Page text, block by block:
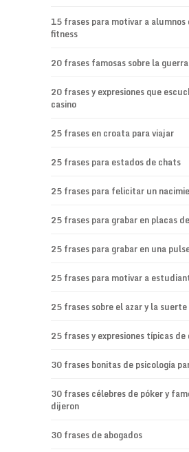
15 frases para motivar a alumnos
fitness
20 frases famosas sobre la
20 frases y expresiones que
casino
25 frases en croata para viajar
25 frases para estados de chats
25 frases para felicitar un
25 frases para grabar en placas
25 frases para grabar en una
25 frases para motivar a
25 frases sobre el azar y la suerte
25 frases y expresiones típicas de
30 frases bonitas de psicología
30 frases célebres de póker y
dijeron
30 frases de abogados